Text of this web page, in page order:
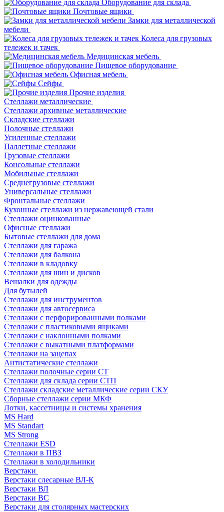
Оборудование для склада
Почтовые ящики
Замки для металлической
мебели
Колеса для грузовых
тележек и тачек
Медицинская мебель
Пищевое оборудование
Офисная мебель
Сейфы
Прочие изделия
Стеллажи металлические
Cтеллажи архивные металлические
Складские стеллажи
Полочные стеллажи
Усиленные стеллажи
Паллетные стеллажи
Грузовые стеллажи
Консольные стеллажи
Мобильные стеллажи
Среднегрузовые стеллажи
Универсальные стеллажи
Фронтальные стеллажи
Кухонные стеллажи из нержавеющей стали
Стеллажи оцинкованные
Офисные стеллажи
Бытовые стеллажи для дома
Стеллажи для гаража
Стеллажи для балкона
Стеллажи в кладовку
Стеллажи для шин и дисков
Вешалки для одежды
Для бутылей
Стеллажи для инструментов
Стеллажи для автосервиса
Стеллажи с перфорированными полками
Стеллажи с пластиковыми ящиками
Стеллажи с наклонными полками
Стеллажи с выкатными платформами
Стеллажи на зацепах
Антистатические стеллажи
Стеллажи полочные серии СТ
Стеллажи для склада серии СТП
Стеллажи складские металлические серии СКУ
Сборные стеллажи серии МКФ
Лотки, кассетницы и системы хранения
MS Hard
MS Standart
MS Strong
Стеллажи ESD
Стеллажи в ПВЗ
Стеллажи в холодильники
Верстаки
Верстаки слесарные ВЛ-К
Верстаки ВЛ
Верстаки ВС
Верстаки для столярных мастерских